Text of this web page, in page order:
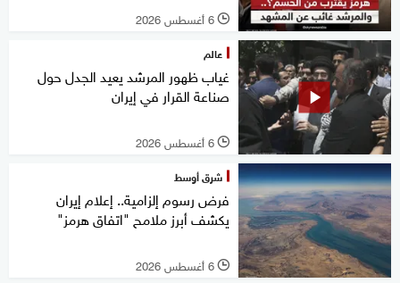
l 6 أغسطس 2026
عالم
غياب ظهور المرشد يعيد الجدل حول
صناعة القرار في إيران
l 6 أغسطس 2026
شرق أوسط
فرض رسوم إلزامية.. إعلام إيران
يكشف أبرز ملامح "اتفاق هرمز"
l 6 أغسطس 2026